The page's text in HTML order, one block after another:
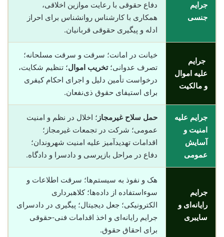
جرایم
جنسی
دفاع حقوقی با رعایت موازین اخلاقی،
همکاری با کارشناس روانشناس برای احراز
ادله و پیگیری حقوقی قربانیان.
جرایم
علیه اموال
و مالکیت
خیانت در امانت؛ سرقت و سرقت مسلحانه؛
تصرف عدوانی؛تخریب اموال؛ تنظیم شکایت،
درخواست تأمین دلیل و اجرای احکام کیفری
برای استیفای حقوق ذی‌نفعان.
جرایم علیه
امنیت و
آسایش
عمومی
حمل سلاح غیرمجاز ؛ اخلال در نظم و امنیت
عمومی؛ شرکت در تجمعات غیرمجاز؛
اقدامات تهدیدآمیز علیه امنیت شهروندان؛
دفاع در مراحل بازپرسی و دادسرا و دادگاه.
جرایم
رایانه‌ای و
سایبری
هک و نفوذ به سیستم‌ها؛ سرقت اطلاعات و
سوء‌استفاده از داده‌ها؛ کلاهبرداری
الکترونیکی؛ جعل دیجیتال؛ پیگیری در دادسرای
جرایم رایانه‌ای و اخذ اقدامات فنی-حقوقی
برای احقاق حقوق.